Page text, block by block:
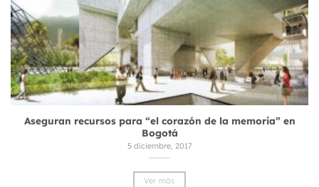
Aseguran recursos para “el corazón de la memoria” en
Bogotá
5 diciembre, 2017
Ver más